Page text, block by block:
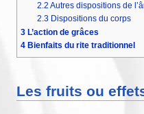
2.2 Autres dispositions de
2.3 Dispositions du corps
3 L’action de grâces
4 Bienfaits du rite traditionnel
Les fruits ou